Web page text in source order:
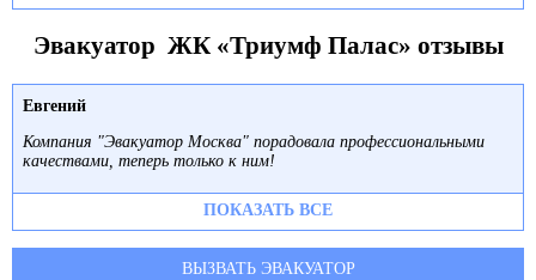
Эвакуатор ЖК «Триумф Палас» отзывы
Евгений
Компания "Эвакуатор Москва" порадовала профессиональными
качествами, теперь только к ним!
ПОКАЗАТЬ ВСЕ
ВЫЗВАТЬ ЭВАКУАТОР